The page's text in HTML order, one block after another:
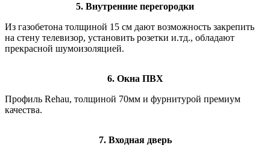
5. Внутренние перегородки
Из газобетона толщиной 15 см дают возможность закрепить
на стену телевизор, установить розетки и.тд., обладают
прекрасной шумоизоляцией.
6. Окна ПВХ
Профиль Rehau, толщиной 70мм и фурнитурой премиум
качества.
7. Входная дверь